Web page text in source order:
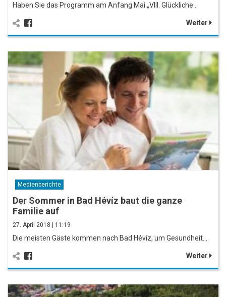
Haben Sie das Programm am Anfang Mai „VIII. Glückliche…
Weiter
Medienberichte
Der Sommer in Bad Hévíz baut die ganze
Familie auf
27. April 2018 | 11:19
Die meisten Gäste kommen nach Bad Hévíz, um Gesundheit…
Weiter